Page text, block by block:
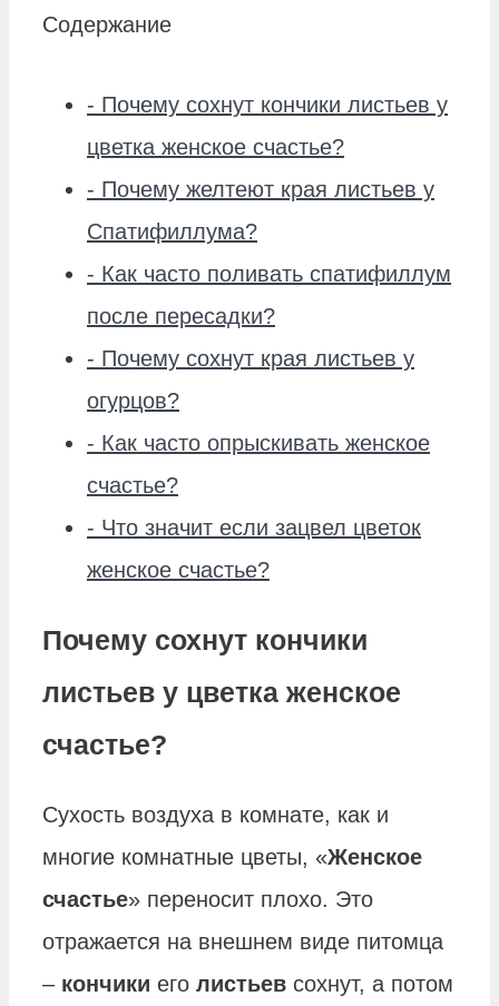
Содержание
- Почему сохнут кончики листьев у
цветка женское счастье?
- Почему желтеют края листьев у
Спатифиллума?
- Как часто поливать спатифиллум
после пересадки?
- Почему сохнут края листьев у
огурцов?
- Как часто опрыскивать женское
счастье?
- Что значит если зацвел цветок
женское счастье?
Почему сохнут кончики
листьев у цветка женское
счастье?
Сухость воздуха в комнате, как и
многие комнатные цветы, «Женское
счастье» переносит плохо. Это
отражается на внешнем виде питомца
– кончики его листьев сохнут, а потом